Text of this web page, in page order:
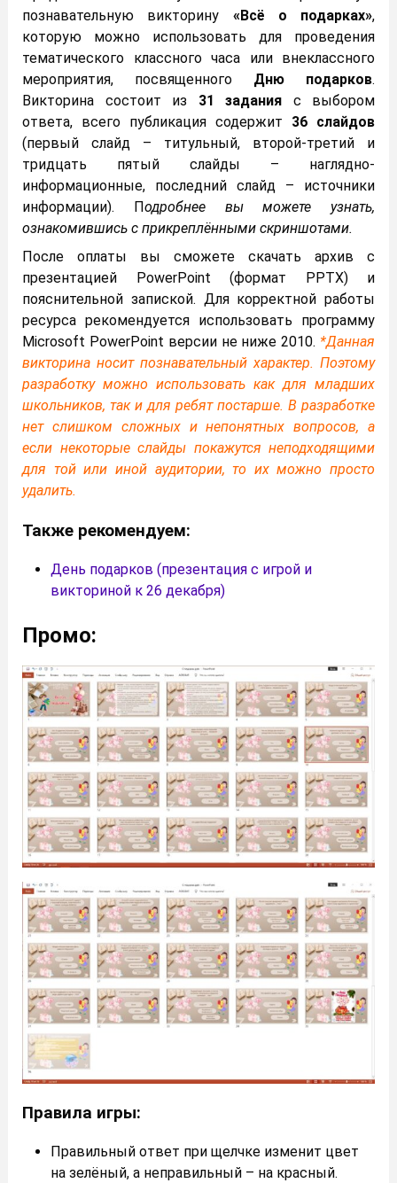
познавательную викторину «Всё о подарках»,
которую можно использовать для проведения
тематического классного часа или внеклассного
мероприятия, посвященного Дню подарков.
Викторина состоит из 31 задания с выбором
ответа, всего публикация содержит 36 слайдов
(первый слайд – титульный, второй-третий и
тридцать пятый слайды – наглядно-
информационные, последний слайд – источники
информации). Подробнее вы можете узнать,
ознакомившись с прикреплёнными скриншотами.
После оплаты вы сможете скачать архив с
презентацией PowerPoint (формат PPTX) и
пояснительной запиской. Для корректной работы
ресурса рекомендуется использовать программу
Microsoft PowerPoint версии не ниже 2010. *Данная
викторина носит познавательный характер. Поэтому
разработку можно использовать как для младших
школьников, так и для ребят постарше. В разработке
нет слишком сложных и непонятных вопросов, а
если некоторые слайды покажутся неподходящими
для той или иной аудитории, то их можно просто
удалить.
Также рекомендуем:
День подарков (презентация с игрой и
викториной к 26 декабря)
Промо:
Правила игры:
Правильный ответ при щелчке изменит цвет
на зелёный, а неправильный – на красный.